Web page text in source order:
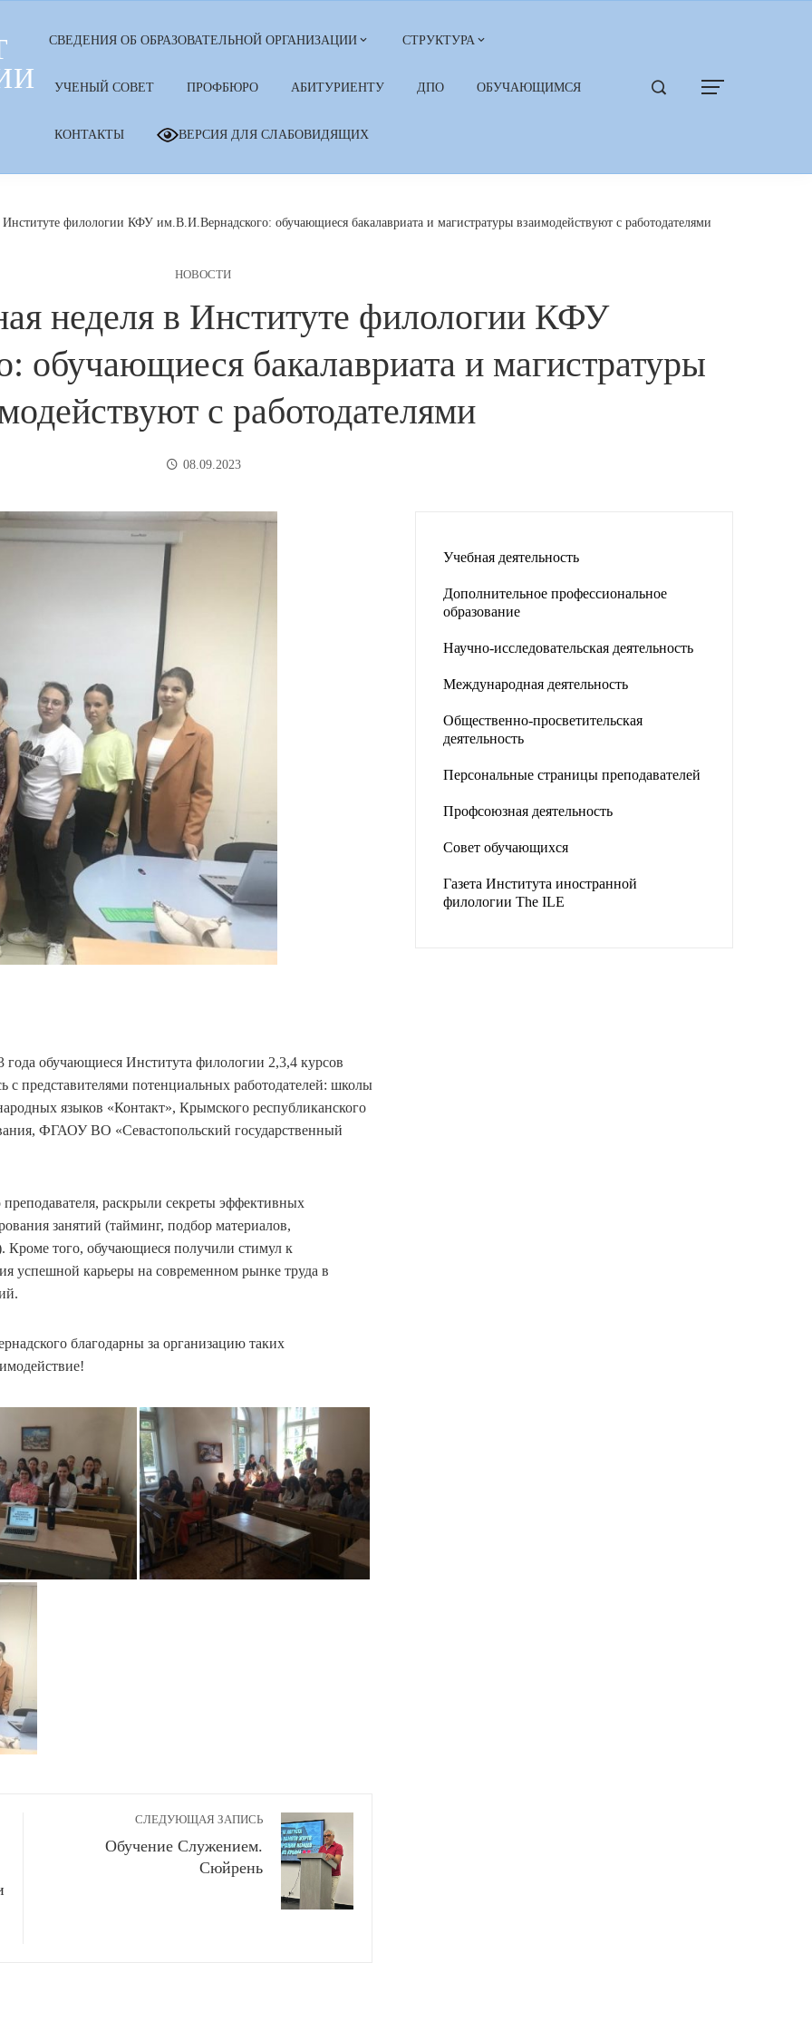
СВЕДЕНИЯ ОБ ОБРАЗОВАТЕЛЬНОЙ ОРГАНИЗАЦИИ СТРУКТУРА
УЧЕНЫЙ СОВЕТ ПРОФБЮРО АБИТУРИЕНТУ ДПО ОБУЧАЮЩИМСЯ
КОНТАКТЫ ВЕРСИЯ ДЛЯ СЛАБОВИДЯЩИХ
Институте филологии КФУ им.В.И.Вернадского: обучающиеся бакалавриата и магистратуры взаимодействуют с работодателями
НОВОСТИ
неделя в Институте филологии КФУ
обучающиеся бакалавриата и магистратуры
с работодателями
08.09.2023
года обучающиеся Института филологии 2,3,4 курсов
с представителями потенциальных работодателей: школы
языков «Контакт», Крымского республиканского
ФГАОУ ВО «Севастопольский государственный
раскрыли секреты эффективных
занятий (тайминг, подбор материалов,
Кроме того, обучающиеся получили стимул к
успешной карьеры на современном рынке труда в
благодарны за организацию таких
СЛЕДУЮЩАЯ ЗАПИСЬ
Обучение Служением.
Сюйрень
Учебная деятельность
Дополнительное профессиональное
образование
Научно-исследовательская деятельность
Международная деятельность
Общественно-просветительская
деятельность
Персональные страницы преподавателей
Профсоюзная деятельность
Совет обучающихся
Газета Института иностранной
филологии The ILE